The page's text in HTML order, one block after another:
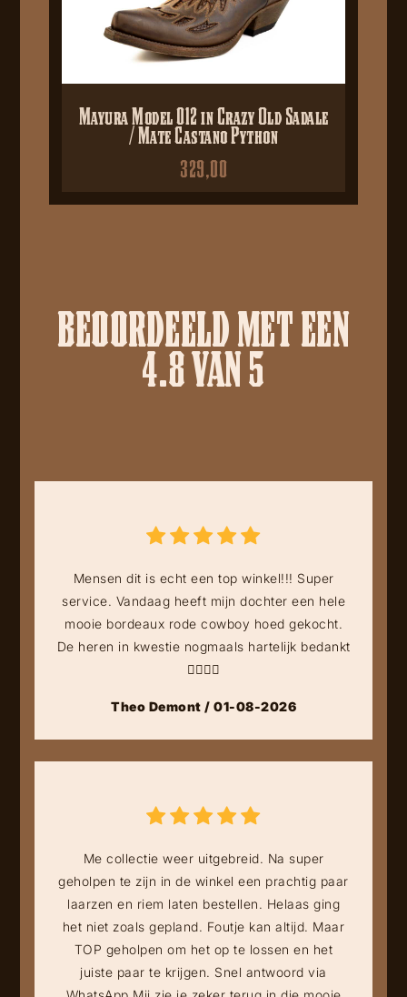
Mayura Model 012 in Crazy Old Sadale
/ Mate Castano Python
329,00
BEOORDEELD MET EEN
4.8 VAN 5
Mensen dit is echt een top winkel!!! Super
service. Vandaag heeft mijn dochter een hele
mooie bordeaux rode cowboy hoed gekocht.
De heren in kwestie nogmaals hartelijk bedankt
👍🏻👍🏻
Theo Demont / 01-08-2026
Me collectie weer uitgebreid. Na super
geholpen te zijn in de winkel een prachtig paar
laarzen en riem laten bestellen. Helaas ging
het niet zoals gepland. Foutje kan altijd. Maar
TOP geholpen om het op te lossen en het
juiste paar te krijgen. Snel antwoord via